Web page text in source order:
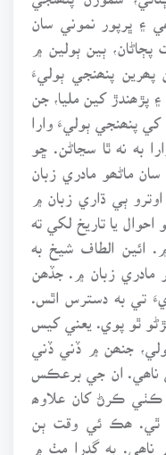
۽ ڀرپور نموني سان
ٻين ٻولين ۾
پنھنجي ٻوليءَ
۽ پڙھندڙ کين مليا، جن
پنھنجي ٻوليءَ وارا
به نه ٿا سڃاڻن. ڇو
ماڻھو مادري زبان
ٻي ڌاري زبان ۾
يا تاريخ لکي ته
ائين الطاف شيخ به
مادري زبان ۾. جڏھن
تي به دسترس اٿس.
ٿو پوي. يعني کيس
جنھن ۾ ڏني ڏني
ناھي. ان جي برعڪس
ڪٺي ڪرڻ کان علاوھ
ٿي. ھڪ ئي وقت ٻن
ناھي. ٻه گدرا مٺ ۾